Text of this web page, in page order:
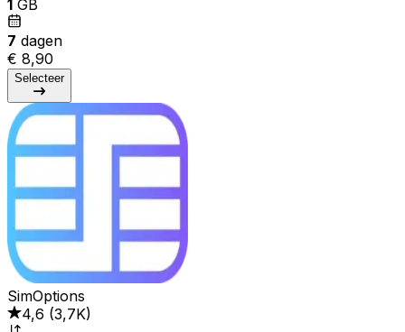
1 GB
7 dagen
€ 8,90
Selecteer
SimOptions
4,6 (3,7K)